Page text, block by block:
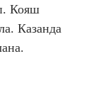
Кояш
Казанда